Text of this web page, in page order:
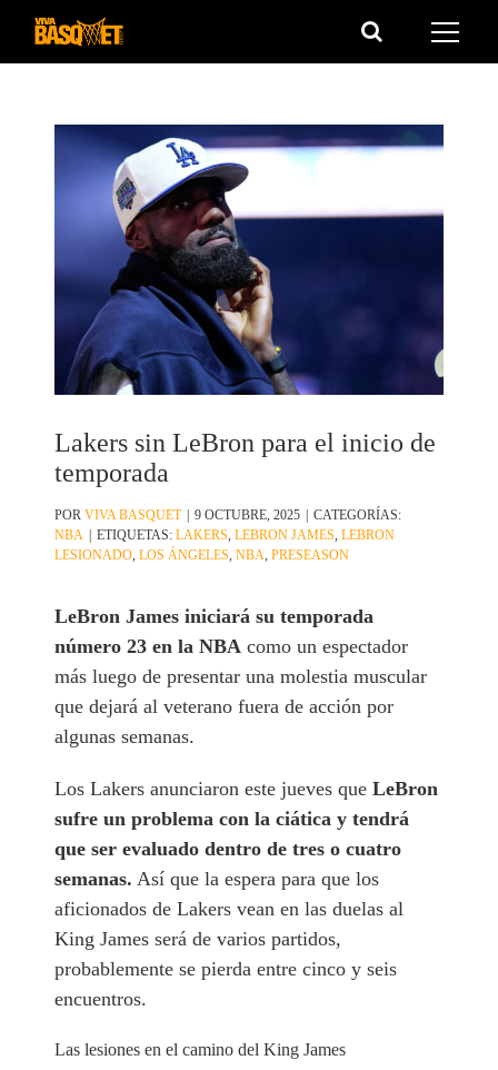
Saltar
Lakers sin LeBron para el inicio de
temporada
PORVIVA BASQUET | 9 OCTUBRE, 2025 | CATEGORÍAS:
NBA | ETIQUETAS:LAKERS ,LEBRON JAMES ,LEBRON
LESIONADO ,LOS ÁNGELES ,NBA ,PRESEASON
LeBron James iniciará su temporada
número 23 en la NBA como un espectador
más luego de presentar una molestia muscular
que dejará al veterano fuera de acción por
algunas semanas.
Los Lakers anunciaron este jueves queLeBron
sufre un problema con la ciática y tendrá
que ser evaluado dentro de tres o cuatro
semanas. Así que la espera para que los
aficionados de Lakers vean en las duelas al
King James será de varios partidos,
probablemente se pierda entre cinco y seis
encuentros.
Las lesiones en el camino del King James